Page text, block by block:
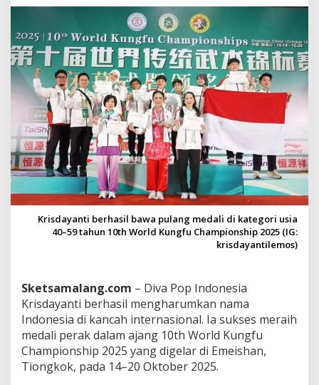
d
o
n
e
s
i
a
K
r
i
s
d
a
a
n
B
P
u
a
n
g
M
Krisdayanti berhasil bawa pulang medali di kategori usia
40–59 tahun 10th World Kungfu Championship 2025 (IG:
krisdayantilemos)
Sketsamalang.com – Diva Pop Indonesia
Krisdayanti berhasil mengharumkan nama
Indonesia di kancah internasional. Ia sukses meraih
medali perak dalam ajang 10th World Kungfu
Championship 2025 yang digelar di Emeishan,
Tiongkok, pada 14–20 Oktober 2025.